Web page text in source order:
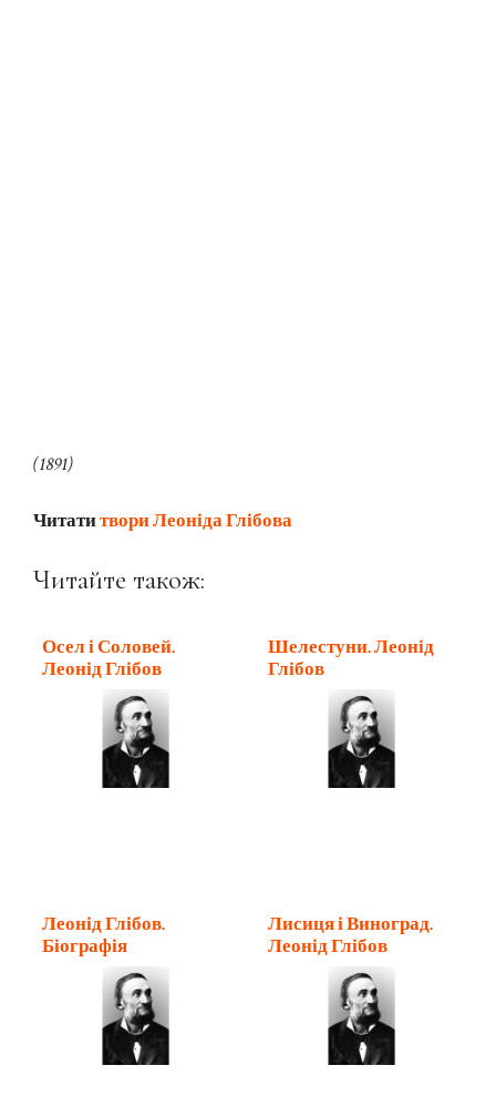
(1891)
Читатитвори Леоніда Глібова
Читайте також:
Осел і Соловей.
Леонід Глібов
Шелестуни. Леонід
Глібов
Леонід Глібов.
Біографія
Лисиця і Виноград.
Леонід Глібов